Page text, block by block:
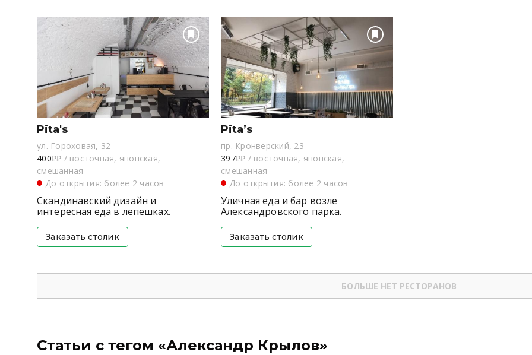
Pita's
ул. Гороховая, 32
400₽₽ / восточная, японская,
смешанная
До открытия: более 2 часов
Скандинавский дизайн и
интересная еда в лепешках.
Заказать столик
Pita’s
пр. Кронверский, 23
397₽₽ / восточная, японская,
смешанная
До открытия: более 2 часов
Уличная еда и бар возле
Александровского парка.
Заказать столик
БОЛЬШЕ НЕТ РЕСТОРАНОВ
Статьи с тегом «Александр Крылов»